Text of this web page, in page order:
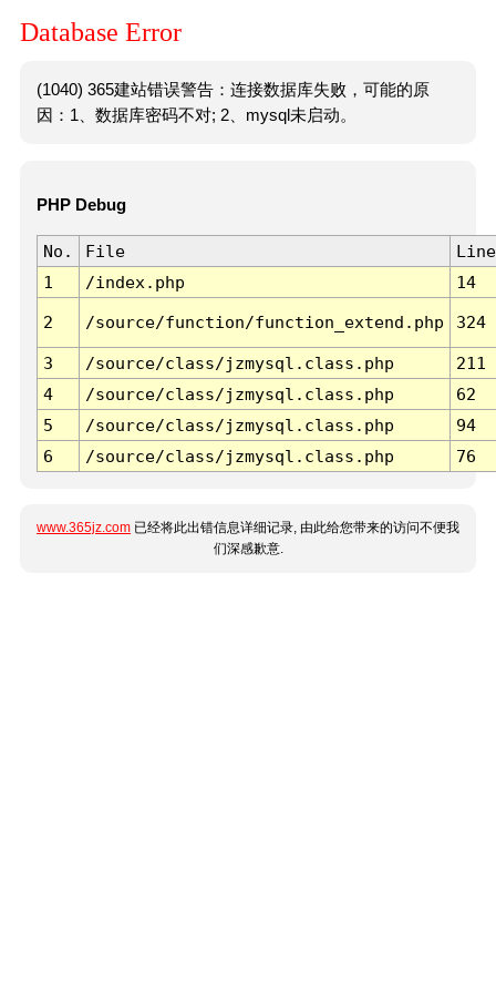
Database Error
(1040) 365建站错误警告：连接数据库失败，可能的原
因：1、数据库密码不对; 2、mysql未启动。
PHP Debug
No. File
Line
1
/index.php 14
2 /source/function/function_extend.php 324
3 /source/class/jzmysql.class.php
211
4
/source/class/jzmysql.class.php
62
5
/source/class/jzmysql.class.php
94
6
/source/class/jzmysql.class.php 76
www.365jz.com 已经将此出错信息详细记录, 由此给您带来的访问不便我
们深感歉意.